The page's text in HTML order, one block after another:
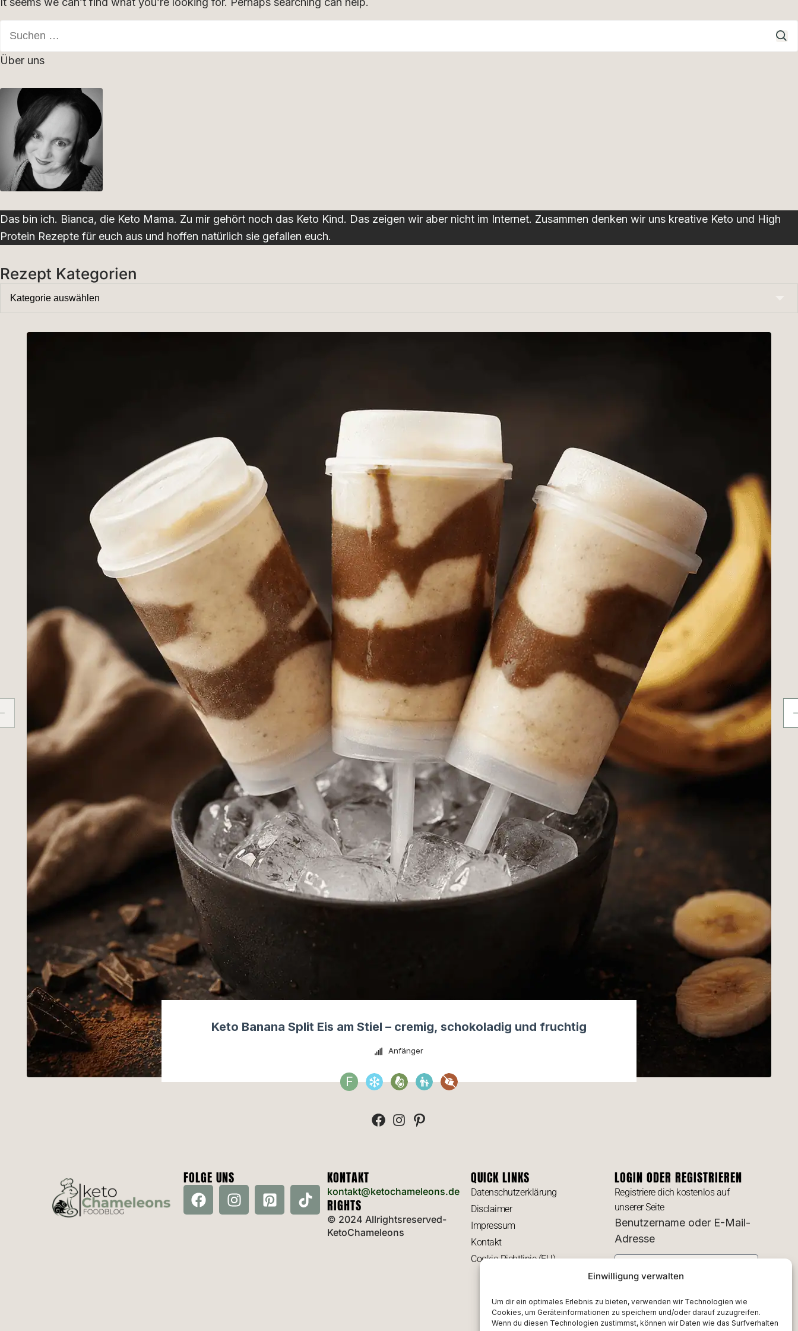
Einwilligung verwalten
Um dir ein optimales Erlebnis zu bieten, verwenden wir Technologien wie
Cookies, um Geräteinformationen zu speichern und/oder darauf zuzugreifen.
Wenn du diesen Technologien zustimmst, können wir Daten wie das Surfverhalten
Über uns
Das bin ich. Bianca, die Keto Mama. Zu mir gehört noch das Keto Kind. Das zeigen wir aber nicht im Internet. Zusammen denken wir uns kreative Keto und High
Protein Rezepte für euch aus und hoffen natürlich sie gefallen euch.
Rezept Kategorien
Keto Banana Split Eis am Stiel – cremig, schokoladig und fruchtig
Anfänger
F
FOLGE UNS KONTAKT
kontakt@ketochameleons.de
RIGHTS
© 2024 Allrightsreserved-
KetoChameleons
QUICK LINKS
Datenschutzerklärung
Disclaimer
Impressum
Kontakt
Cookie-Richtlinie (EU)
LOGIN ODER REGISTRIEREN
Registriere dich kostenlos auf
unserer Seite
Benutzername oder E-Mail-
Adresse